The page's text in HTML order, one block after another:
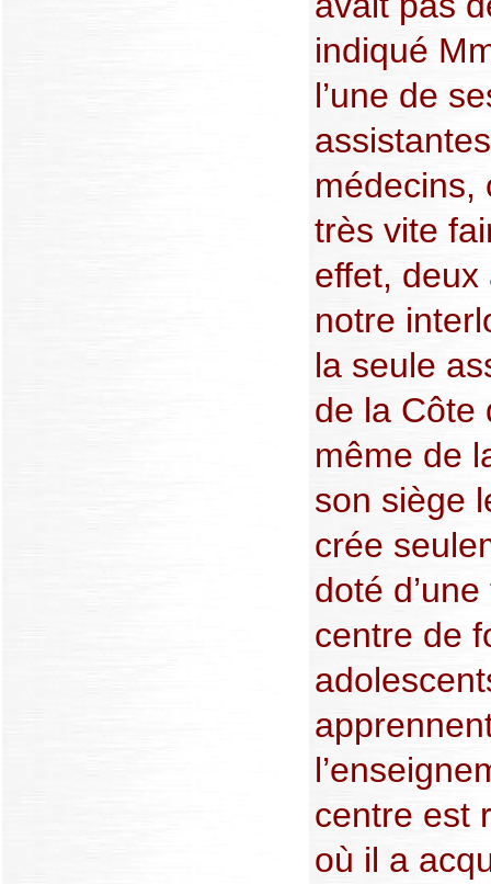
indiqué
l’une de
médecins,
très vite
effet,
notre
la seule
de la Côte
même de
son siège
crée
doté
centre de
centre est
où il a